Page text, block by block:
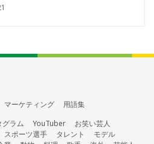
マーケティング
用語集
グラム YouTuber
お笑い芸人
スポーツ選手 タレント
モデル